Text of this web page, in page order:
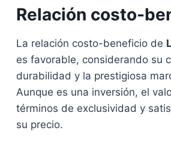
Relación costo-
La relación costo-beneficio de
es favorable, considerando su
durabilidad y la prestigiosa
Aunque es una inversión, el
términos de exclusividad y
su precio.